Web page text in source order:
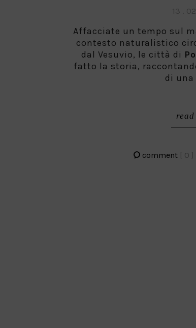
Affacciate un tempo sul
contesto naturalistico
dal Vesuvio, le città di
fatto la storia,
di
read
comment [ 0 ]